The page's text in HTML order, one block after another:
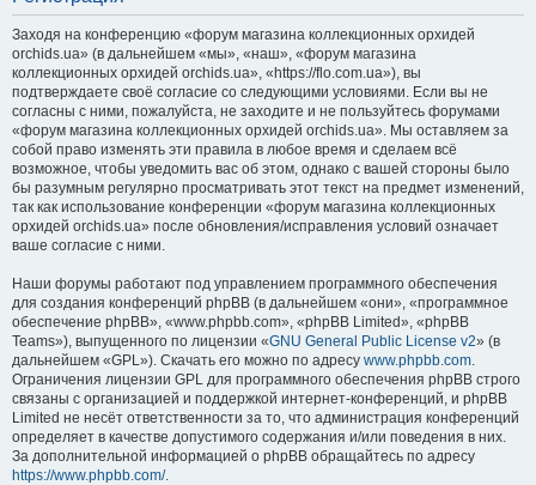
Заходя на конференцию «форум магазина коллекционных орхидей
orchids.ua» (в дальнейшем «мы», «наш», «форум магазина
коллекционных орхидей orchids.ua», «https://flo.com.ua»), вы
подтверждаете своё согласие со следующими условиями. Если вы не
согласны с ними, пожалуйста, не заходите и не пользуйтесь форумами
«форум магазина коллекционных орхидей orchids.ua». Мы оставляем за
собой право изменять эти правила в любое время и сделаем всё
возможное, чтобы уведомить вас об этом, однако с вашей стороны было
бы разумным регулярно просматривать этот текст на предмет изменений,
так как использование конференции «форум магазина коллекционных
орхидей orchids.ua» после обновления/исправления условий означает
ваше согласие с ними.
Наши форумы работают под управлением программного обеспечения
для создания конференций phpBB (в дальнейшем «они», «программное
обеспечение phpBB», «www.phpbb.com», «phpBB Limited», «phpBB
Teams»), выпущенного по лицензии «GNU General Public License v2» (в
дальнейшем «GPL»). Скачать его можно по адресу www.phpbb.com.
Ограничения лицензии GPL для программного обеспечения phpBB строго
связаны с организацией и поддержкой интернет-конференций, и phpBB
Limited не несёт ответственности за то, что администрация конференций
определяет в качестве допустимого содержания и/или поведения в них.
За дополнительной информацией о phpBB обращайтесь по адресу
https://www.phpbb.com/.